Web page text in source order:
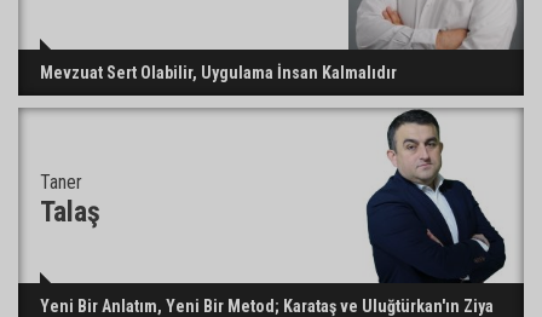
Mevzuat Sert Olabilir, Uygulama İnsan Kalmalıdır
Taner
Talaş
Yeni Bir Anlatım, Yeni Bir Metod; Karataş ve Uluğtürkan'ın Ziya